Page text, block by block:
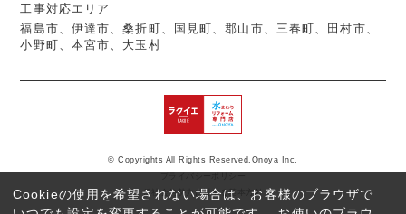
Cookieの使用を希望されない場合は、お客様のブラウザで
反社会的勢力に対する基本方針
© Copyrights All Rights Reserved,Onoya Inc.
工事対応エリア
福島市、伊達市、桑折町、国見町、郡山市、三春町、田村市、
小野町、本宮市、大玉村